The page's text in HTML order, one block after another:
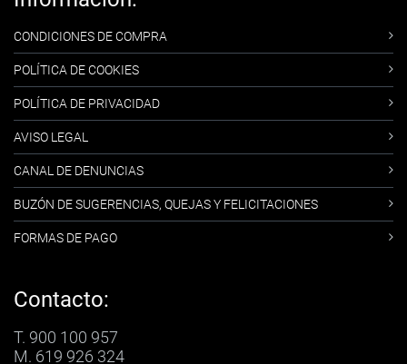
CONDICIONES DE COMPRA
POLÍTICA DE COOKIES
POLÍTICA DE PRIVACIDAD
AVISO LEGAL
CANAL DE DENUNCIAS
BUZÓN DE SUGERENCIAS, QUEJAS Y FELICITACIONES
FORMAS DE PAGO
Contacto:
T. 900 100 957
M. 619 926 324